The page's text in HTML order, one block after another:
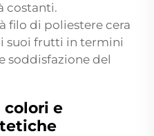
costanti.
filo di poliestere cera
suoi frutti in termini
soddisfazione del
e